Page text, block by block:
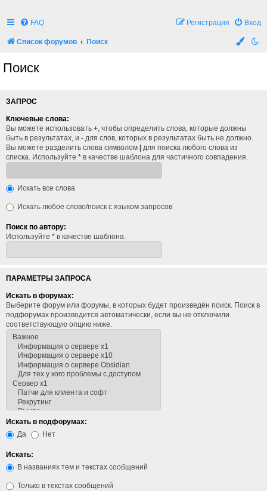
FAQ Вход
Регистрация
Список форумов Поиск
Поиск
ЗАПРОС
Ключевые слова:
Вы можете использовать + , чтобы определить слова, которые должны
быть в результатах, и - для слов, которых в результатах быть не должно.
Вы можете разделить слова символом | для поиска любого слова из
списка. Используйте * в качестве шаблона для частичного совпадения.
Искать все слова
Искать любое слово/поиск с языком запросов
Поиск по автору:
Используйте * в качестве шаблона.
ПАРАМЕТРЫ ЗАПРОСА
Искать в форумах:
Выберите форум или форумы, в которых будет произведён поиск. Поиск в
подфорумах производится автоматически, если вы не отключили
соответствующую опцию ниже.
Искать в подфорумах:
Да
Нет
Искать:
В названиях тем и текстах сообщений
Только в текстах сообщений